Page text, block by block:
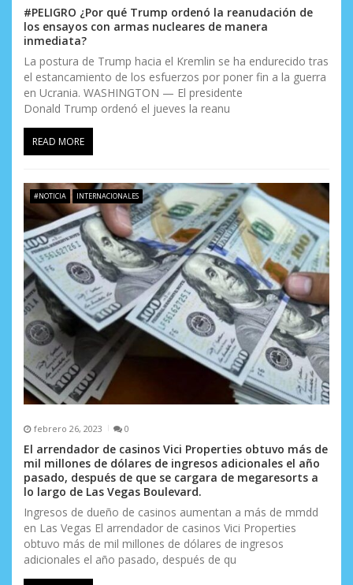
#PELIGRO ¿Por qué Trump ordenó la reanudación de
los ensayos con armas nucleares de manera
inmediata?
La postura de Trump hacia el Kremlin se ha endurecido tras
el estancamiento de los esfuerzos por poner fin a la guerra
en Ucrania. WASHINGTON — El presidente
Donald Trump ordenó el jueves la reanu
READ MORE
#NOTICIA INTERNACIONALES
febrero 26, 2023 0
El arrendador de casinos Vici Properties obtuvo más de
mil millones de dólares de ingresos adicionales el año
pasado, después de que se cargara de megaresorts a
lo largo de Las Vegas Boulevard.
Ingresos de dueño de casinos aumentan a más de mmdd
en Las Vegas El arrendador de casinos Vici Properties
obtuvo más de mil millones de dólares de ingresos
adicionales el año pasado, después de qu